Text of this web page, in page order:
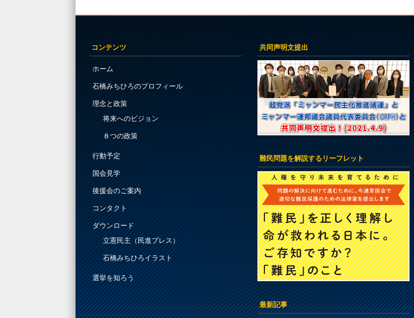
コンテンツ
ホーム
石橋みちひろのプロフィール
理念と政策
将来へのビジョン
８つの政策
行動予定
国会見学
後援会のご案内
コンタクト
ダウンロード
立憲民主（民進プレス）
石橋みちひろイラスト
選挙を知ろう
共同声明文提出
難民問題を解説するリーフレット
最新記事